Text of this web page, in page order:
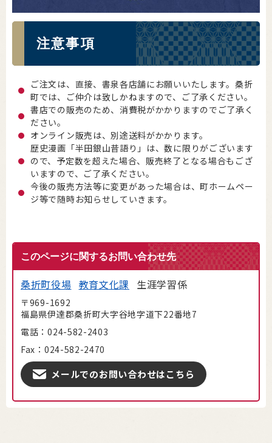
注意事項
ご注文は、直接、書泉各店舗にお願いいたします。桑折
町では、ご仲介は致しかねますので、ご了承ください。
書店での販売のため、消費税がかかりますのでご了承く
ださい。
オンライン販売は、別途送料がかかります。
歴史漫画「半田銀山昔語り」は、数に限りがございます
ので、予定数を超えた場合、販売終了となる場合もござ
いますので、ご了承ください。
今後の販売方法等に変更があった場合は、町ホームペー
ジ等で随時お知らせしていきます。
このページに関するお問い合わせ先
桑折町役場 教育文化課 生涯学習係
〒969-1692
福島県伊達郡桑折町大字谷地字道下22番地7
電話：024-582-2403
Fax：024-582-2470
メールでのお問い合わせはこちら